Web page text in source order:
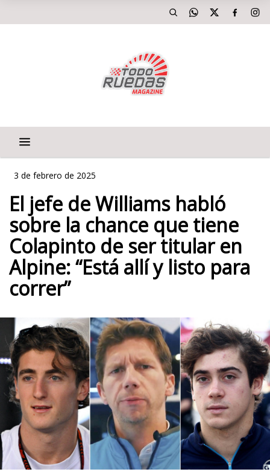
3 de febrero de 2025
El jefe de Williams habló
sobre la chance que tiene
Colapinto de ser titular en
Alpine: “Está allí y listo para
correr”